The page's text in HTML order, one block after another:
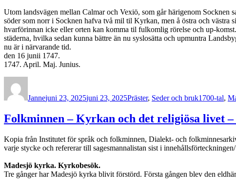
Utom landsvägen mellan Calmar och Vexiö, som går härigenom Socknen
söder som norr i Socknen hafva två mil til Kyrkan, men å östra och västra
hvarförinnan icke eller orten kan komma til fulkomlig rörelse och up-
städerna, hvilka sedan kunna bättre än nu syslosätta och upmuntra
nu är i när­varande tid.
den 16 junii 1747.
1747. April. Maj. Junius.
Jannejuni 23, 2025juni 23, 2025Präster, Seder och bruk1700-tal,
Folkminnen – Kyrkan och det religiösa livet
Kopia från Institutet för språk och folkminnen, Dialekt- och
varje stycke och refererar till sagesmannalistan sist i
Madesjö kyrka. Kyrkobesök.
Tre gånger har Madesjö kyrka blivit förstörd. Första gången blev den